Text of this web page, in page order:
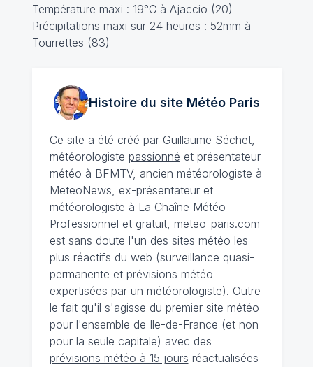
Température maxi : 19°C à Ajaccio (20)
Précipitations maxi sur 24 heures : 52mm à
Tourrettes (83)
Histoire du site MétéoParis
Ce site a été créé par Guillaume Séchet,
météorologiste passionné et présentateur
météo à BFMTV, ancien météorologiste à
MeteoNews, ex-présentateur et
météorologiste à La Chaîne Météo
Professionnel et gratuit, meteo-paris.com
est sans doute l'un des sites météo les
plus réactifs du web (surveillance quasi-
permanente et prévisions météo
expertisées par un météorologiste). Outre
le fait qu'il s'agisse du premier site météo
pour l'ensemble de Ile-de-France (et non
pour la seule capitale) avec des
prévisions météo à 15 jours réactualisées